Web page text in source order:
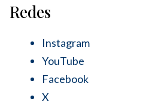
Redes
Instagram
YouTube
Facebook
X